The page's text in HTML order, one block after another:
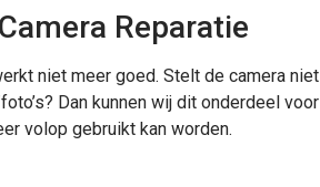
Reparatie
niet meer goed. Stelt de camera
Dan kunnen wij dit onderdeel
volop gebruikt kan worden.